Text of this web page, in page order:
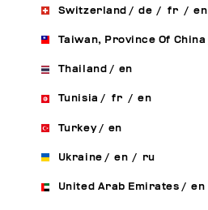
Switzerland / de / fr / en
Taiwan, Province Of China
Thailand / en
Tunisia / fr / en
Turkey / en
Ukraine / en / ru
United Arab Emirates / en